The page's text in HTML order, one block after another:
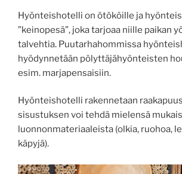
Hyönteishotelli on ötököille ja
”keinopesä”, joka tarjoaa niille paikan
talvehtia. Puutarhahommissa
hyödynnetään pölyttäjähyönteisten
esim. marjapensaisiin.
Hyönteishotelli rakennetaan
sisustuksen voi tehdä mielensä
luonnonmateriaaleista (olkia, ruohoa,
käpyjä).